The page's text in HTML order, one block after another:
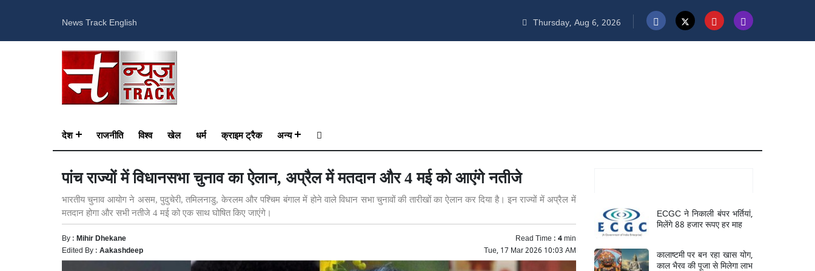
News Track English Thursday, Aug 6, 2026
देश राजनीति विश्व खेल धर्म क्राइम ट्रैक अन्य
पांच राज्यों में विधानसभा चुनाव का ऐलान, अप्रैल में मतदान और 4 मई को आएंगे नतीजे
भारतीय चुनाव आयोग ने असम, पुदुचेरी, तमिलनाडु, केरलम और पश्चिम बंगाल में होने वाले विधान सभा चुनावों की तारीखों का ऐलान कर दिया है। इन राज्यों में अप्रैल में
मतदान होगा और सभी नतीजे 4 मई को एक साथ घोषित किए जाएंगे।
By :Mihir Dhekane Read Time :4min
Edited By :Aakashdeep Tue, 17 Mar 2026 10:03 AM
ECGC ने निकाली बंपर भर्तियां,
मिलेंगे 88 हजार रूपए हर माह
कालाष्टमी पर बन रहा खास योग,
काल भैरव की पूजा से मिलेगा लाभ